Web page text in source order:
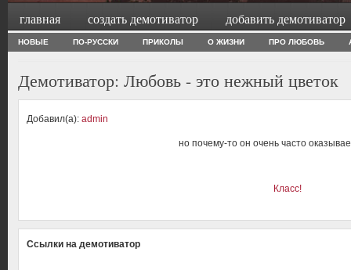
главная создать демотиватор добавить демотиватор
НОВЫЕ ПО-РУССКИ ПРИКОЛЫ О ЖИЗНИ ПРО ЛЮБОВЬ
Демотиватор: Любовь - это нежный цветок
Добавил(а): admin
но почему-то он очень часто
Класс!
Ссылки на демотиватор